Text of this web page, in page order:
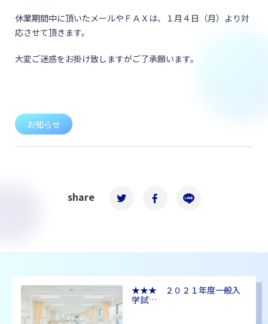
休業期間中に頂いたメールやＦＡＸは、１月４日（月）より対
応させて頂きます。
大変ご迷惑をお掛け致しますがご了承願います。
お知らせ
share
★★★ ２０２１年度一般入
学試…